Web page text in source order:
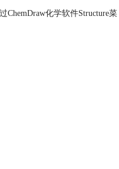
化学软件Structure菜